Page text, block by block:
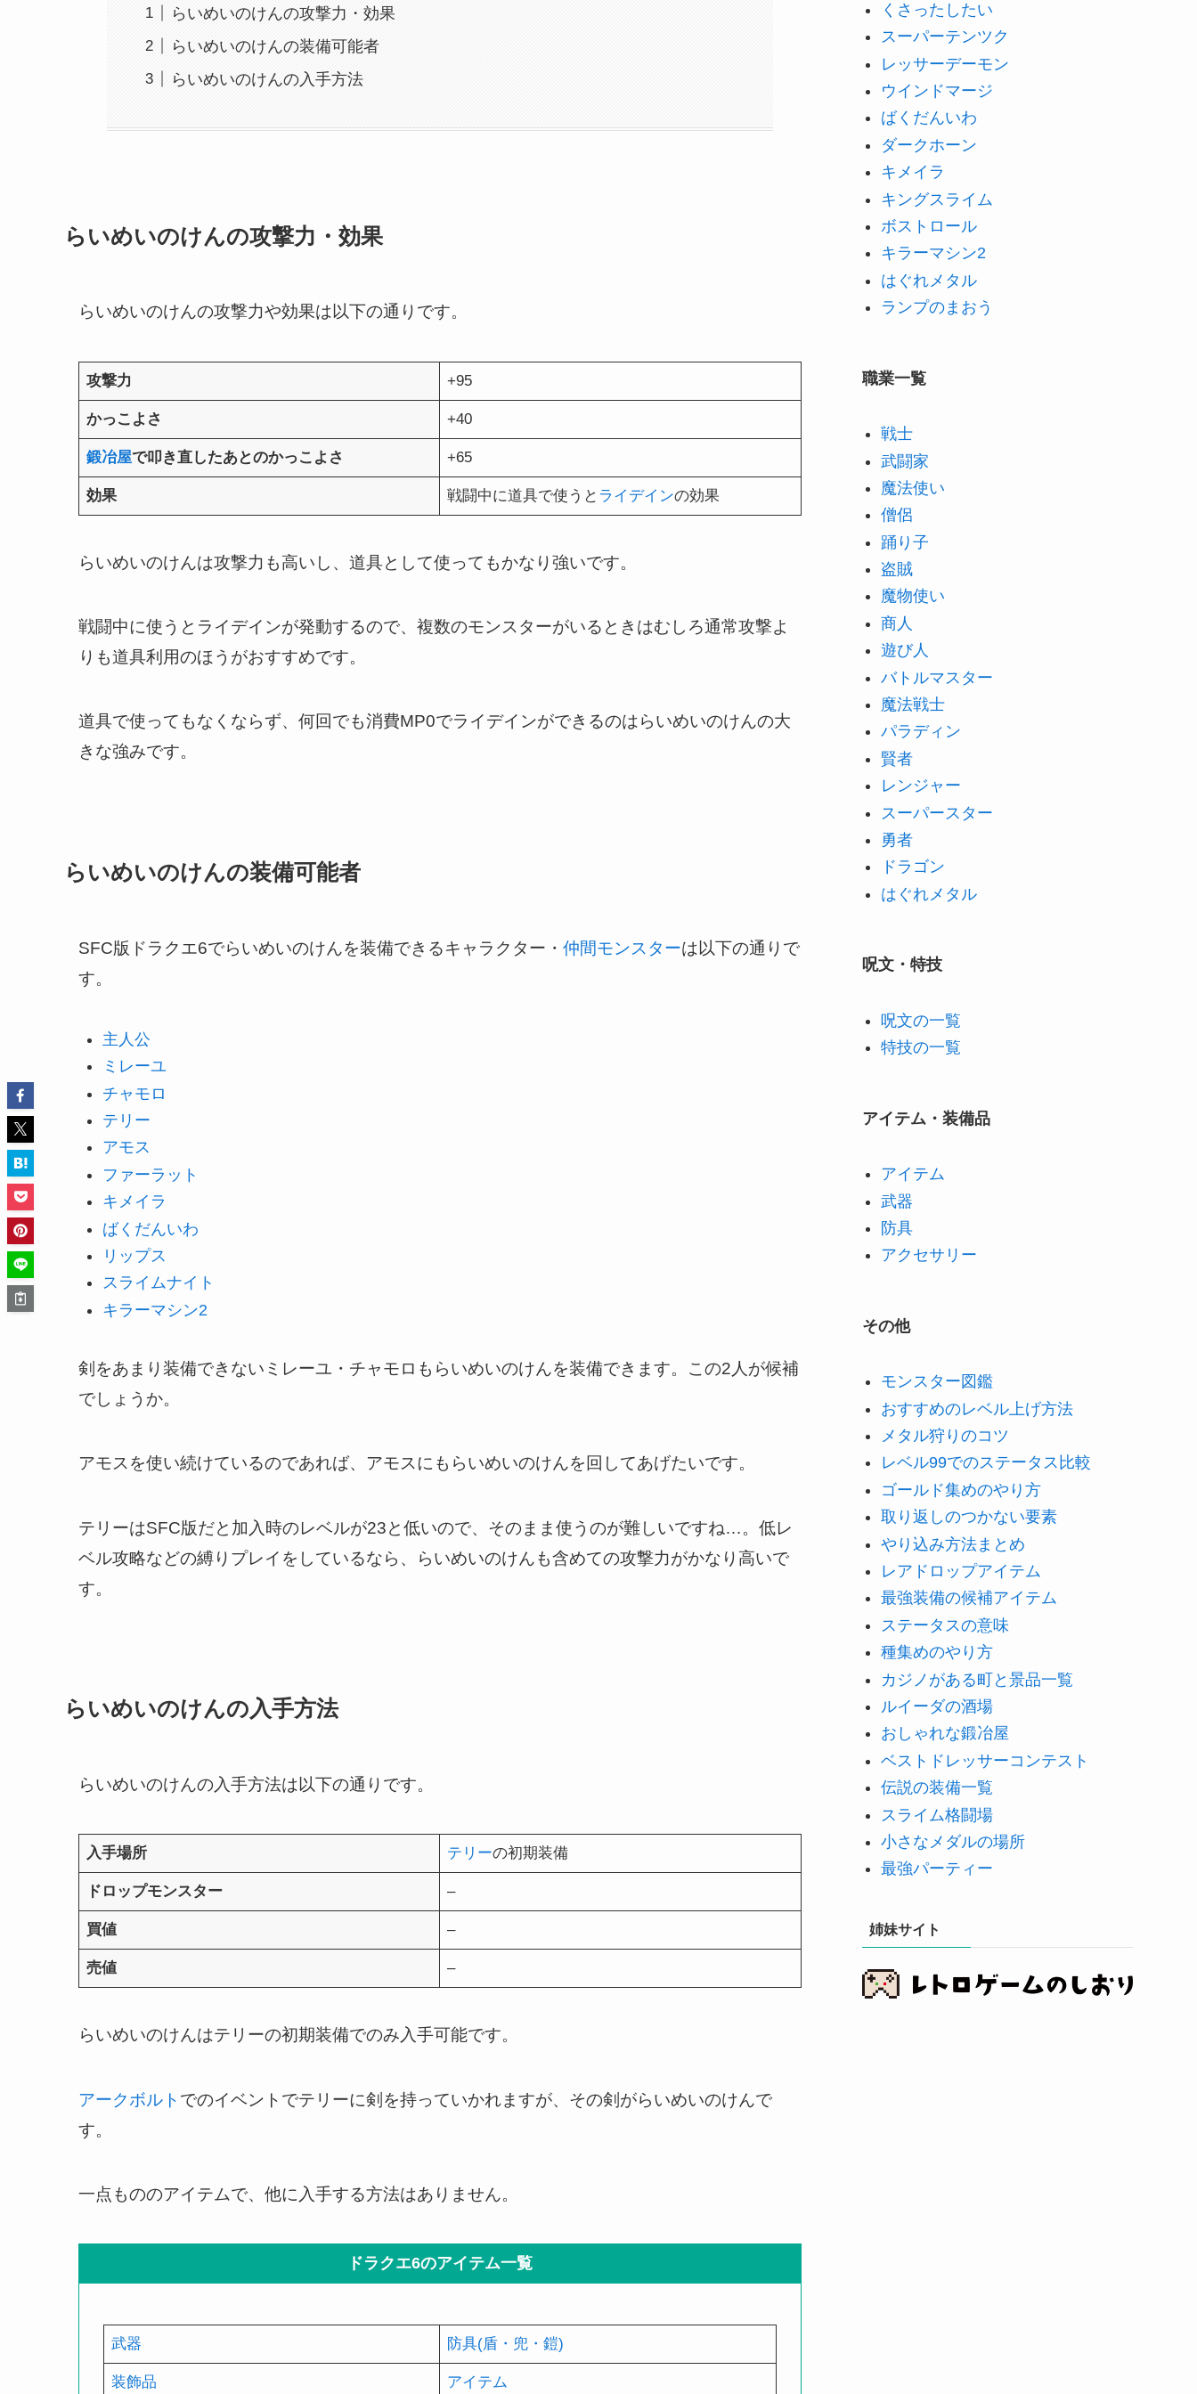
らいめいのけんの攻撃力・効果
らいめいのけんの装備可能者
らいめいのけんの入手方法
らいめいのけんの攻撃力・効果
らいめいのけんの攻撃力や効果は以下の通りです。
攻撃力 +95
かっこよさ +40
鍛冶屋で叩き直したあとのかっこよさ +65
効果 戦闘中に道具で使うと ライデインの効果
らいめいのけんは攻撃力も高いし、道具として使ってもかなり強いです。
戦闘中に使うとライデインが発動するので、複数のモンスターがいるときはむしろ通常攻撃よ
りも道具利用のほうがおすすめです。
道具で使ってもなくならず、何回でも消費MP0でライデインができるのはらいめいのけんの大
きな強みです。
らいめいのけんの装備可能者
SFC版ドラクエ6でらいめいのけんを装備できるキャラクター・ 仲間モンスターは以下の通りで
す。
主人公
ミレーユ
チャモロ
テリー
アモス
ファーラット
キメイラ
ばくだんいわ
リップス
スライムナイト
キラーマシン2
剣をあまり装備できないミレーユ・チャモロもらいめいのけんを装備できます。この2人が候補
でしょうか。
アモスを使い続けているのであれば、アモスにもらいめいのけんを回してあげたいです。
テリーはSFC版だと加入時のレベルが23と低いので、そのまま使うのが難しいですね…。低レ
ベル攻略などの縛りプレイをしているなら、らいめいのけんも含めての攻撃力がかなり高いで
す。
らいめいのけんの入手方法
らいめいのけんの入手方法は以下の通りです。
入手場所 テリーの初期装備
ドロップモンスター –
買値 –
売値 –
らいめいのけんはテリーの初期装備でのみ入手可能です。
アークボルト でのイベントでテリーに剣を持っていかれますが、その剣がらいめいのけんで
す。
一点もののアイテムで、他に入手する方法はありません。
ドラクエ6のアイテム一覧
武器 防具(盾・兜・鎧)
装飾品 アイテム
くさったしたい
スーパーテンツク
レッサーデーモン
ウインドマージ
ばくだんいわ
ダークホーン
キメイラ
キングスライム
ボストロール
キラーマシン2
はぐれメタル
ランプのまおう
職業一覧
戦士
武闘家
魔法使い
僧侶
踊り子
盗賊
魔物使い
商人
遊び人
バトルマスター
魔法戦士
パラディン
賢者
レンジャー
スーパースター
勇者
ドラゴン
はぐれメタル
呪文・特技
呪文の一覧
特技の一覧
アイテム・装備品
アイテム
武器
防具
アクセサリー
その他
モンスター図鑑
おすすめのレベル上げ方法
メタル狩りのコツ
レベル99でのステータス比較
ゴールド集めのやり方
取り返しのつかない要素
やり込み方法まとめ
レアドロップアイテム
最強装備の候補アイテム
ステータスの意味
種集めのやり方
カジノがある町と景品一覧
ルイーダの酒場
おしゃれな鍛冶屋
ベストドレッサーコンテスト
伝説の装備一覧
スライム格闘場
小さなメダルの場所
最強パーティー
姉妹サイト